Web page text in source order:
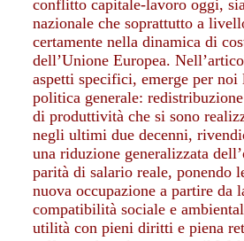
conflitto capitale-lavoro oggi,
nazionale che soprattutto a
certamente nella dinamica di
dell’Unione Europea.
aspetti specifici, emerge per noi
politica generale:
di produttività che si sono
negli ultimi due decenni,
una riduzione generalizzata
parità di salario reale, ponendo
nuova occupazione a partire da
compatibilità sociale e
utilità con pieni diritti e piena